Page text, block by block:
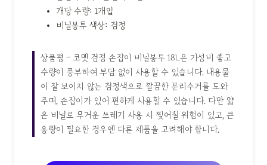
개당 수량: 1개입
비닐봉투 색상: 검정
상품평 - 코멧 검정 손잡이 비닐봉투 18L은 가성비 좋고
수량이 풍부하여 부담 없이 사용할 수 있습니다. 내용물
이 잘 보이지 않는 검정색으로 깔끔한 분리수거를 도와
주며, 손잡이가 있어 편하게 사용할 수 있습니다. 다만 얇
은 비닐로 무거운 쓰레기 사용 시 찢어질 위험이 있고, 큰
용량이 필요한 경우엔 다른 제품을 고려해야 합니다.